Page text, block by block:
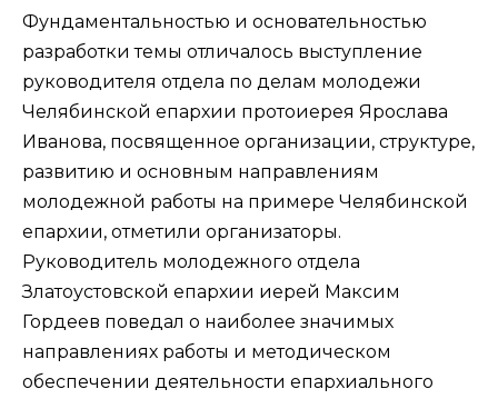
Фундаментальностью и основательностью
разработки темы отличалось выступление
руководителя отдела по делам молодежи
Челябинской епархии протоиерея Ярослава
Иванова, посвященное организации, структуре,
развитию и основным направлениям
молодежной работы на примере Челябинской
епархии, отметили организаторы.
Руководитель молодежного отдела
Златоустовской епархии иерей Максим
Гордеев поведал о наиболее значимых
направлениях работы и методическом
обеспечении деятельности епархиального